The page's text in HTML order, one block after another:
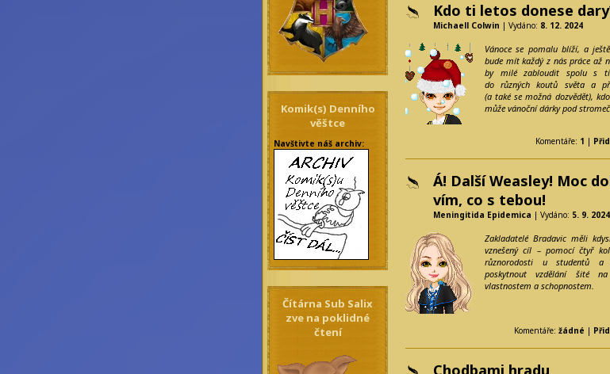
Komik(s) Denního
věštce
Navštivte náš archiv:
Čítárna Sub Salix
zve na poklidné
čtení
Kdo ti letos donese
Michaell Colwin | Vydáno: 8. 12. 2024
Vánoce se pomalu blíží, a
bude mít každý z nás práce až
by milé zabloudit spolu s
do různých koutů světa a
(a také se možná dozvědět),
může vánoční dárky pod
Komentáře: 1 |
Á! Další Weasley! Moc
vím, co s tebou!
Meningitida Epidemica | Vydáno: 5. 9. 2024
Zakladatelé Bradavic měli
vznešený cíl – pomocí čtyř
různorodosti u studentů a
poskytnout vzdělání šité
vlastnostem a schopnostem.
Komentáře: žádné |